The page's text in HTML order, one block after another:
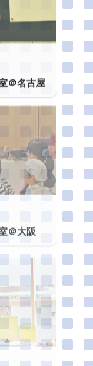
＠名古屋
＠大阪